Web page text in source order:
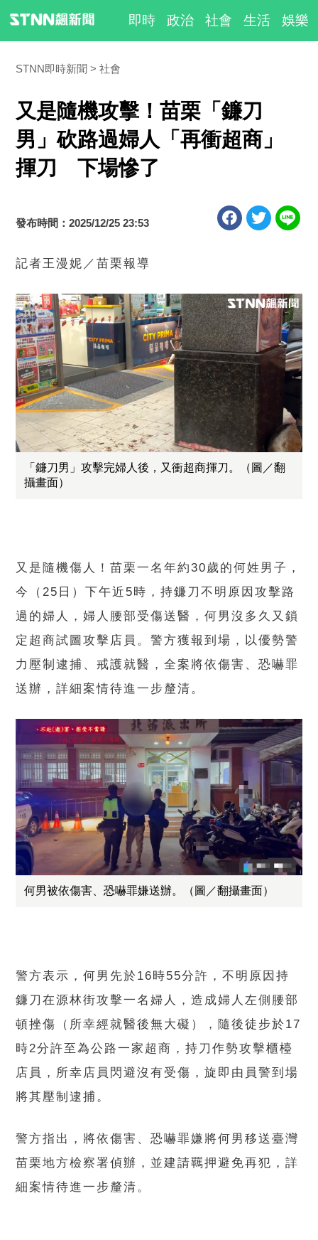
即時 政治 社會 生活 娛樂
STNN即時新聞 社會
又是隨機攻擊！苗栗「鐮刀
男」砍路過婦人「再衝超商」
揮刀 下場慘了
發布時間：2025/12/25 23:53
記者王漫妮／苗栗報導
「鐮刀男」攻擊完婦人後，又衝超商揮刀。（圖／翻
攝畫面）
又是隨機傷人！苗栗一名年約30歲的何姓男子，
今（25日）下午近5時，持鐮刀不明原因攻擊路
過的婦人，婦人腰部受傷送醫，何男沒多久又鎖
定超商試圖攻擊店員。警方獲報到場，以優勢警
力壓制逮捕、戒護就醫，全案將依傷害、恐嚇罪
送辦，詳細案情待進一步釐清。
何男被依傷害、恐嚇罪嫌送辦。（圖／翻攝畫面）
警方表示，何男先於16時55分許，不明原因持
鐮刀在源林街攻擊一名婦人，造成婦人左側腰部
頓挫傷（所幸經就醫後無大礙），隨後徒步於17
時2分許至為公路一家超商，持刀作勢攻擊櫃檯
店員，所幸店員閃避沒有受傷，旋即由員警到場
將其壓制逮捕。
警方指出，將依傷害、恐嚇罪嫌將何男移送臺灣
苗栗地方檢察署偵辦，並建請羈押避免再犯，詳
細案情待進一步釐清。